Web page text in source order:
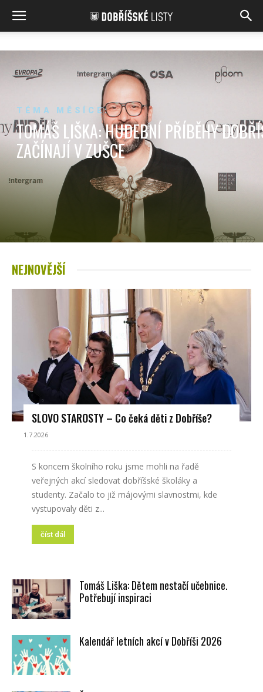
TOMÁŠ LIŠKA: HUDEBNÍ PŘÍBĚHY
ZAČÍNAJÍ V ZUŠCE
TÉMA MĚSÍCE:
NEJNOVĚJŠÍ
SLOVO STAROSTY – Co čeká děti z Dobříše?
1.7.2026
S koncem školního roku jsme mohli na řadě
veřejných akcí sledovat dobříšské školáky a
studenty. Začalo to již májovými slavnostmi, kde
vystupovaly děti z...
číst dál
Tomáš Liška: Dětem nestačí učebnice.
Potřebují inspiraci
Kalendář letních akcí v Dobříši 2026